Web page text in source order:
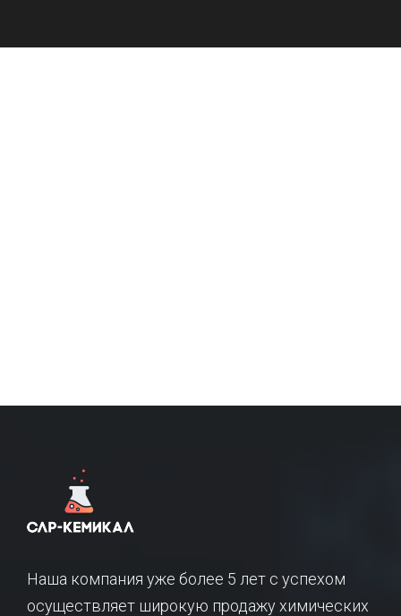
Наша компания уже более 5 лет с успехом
осуществляет широкую продажу химических